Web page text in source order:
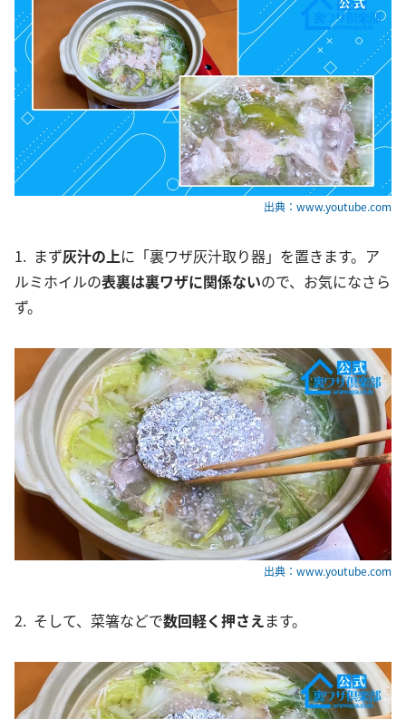
出典：www.youtube.com
1. まず灰汁の上に「裏ワザ灰汁取り器」を置きます。ア
ルミホイルの表裏は裏ワザに関係ないので、お気になさら
ず。
出典：www.youtube.com
2. そして、菜箸などで数回軽く押さえます。